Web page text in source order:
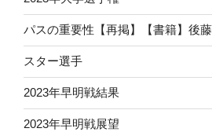
パスの重要性【再掲】【書籍】後
スター選手
2023年早明戦結果
2023年早明戦展望